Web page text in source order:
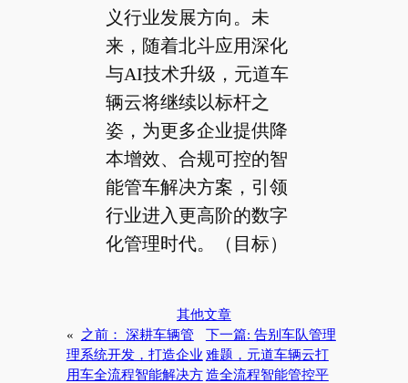
义行业发展方向。未
来，随着北斗应用深化
与AI技术升级，元道车
辆云将继续以标杆之
姿，为更多企业提供降
本增效、合规可控的智
能管车解决方案，引领
行业进入更高阶的数字
化管理时代。（目标）
其他文章
«
之前： 深耕车辆管
理系统开发，打造企业
用车全流程智能解决方
下一篇: 告别车队管理
难题，元道车辆云打
造全流程智能管控平